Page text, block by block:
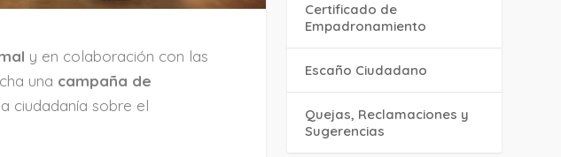
y en colaboración con las
una campaña de
ciudadanía sobre el
Certificado de
Empadronamiento
Escaño Ciudadano
Quejas, Reclamaciones y
Sugerencias